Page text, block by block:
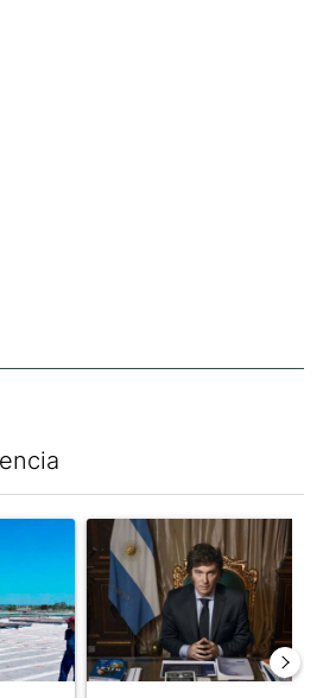
con el título "Récord histórico de
Un artículo de tendencia